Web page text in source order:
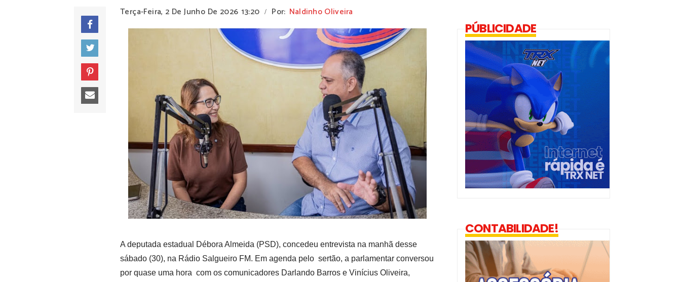
Terça-Feira, 2 De Junho De 2026 13:20 / Por: Naldinho Oliveira
A deputada estadual Débora Almeida (PSD), concedeu entrevista na manhã desse
sábado (30), na Rádio Salgueiro FM. Em agenda pelo sertão, a parlamentar conversou
por quase uma hora com os comunicadores Darlando Barros e Vinícius Oliveira,
PÚBLICIDADE
CONTABILIDADE!